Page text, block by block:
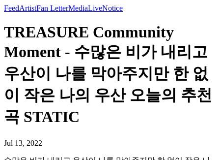
FeedArtistFan LetterMediaLiveNotice
TREASURE Community
Moment - 수많은 비가 내리고
우산이 나를 막아주지만 한 없
이 작은 나의 우산 오늘의 추천
곡 STATIC
Jul 13, 2022